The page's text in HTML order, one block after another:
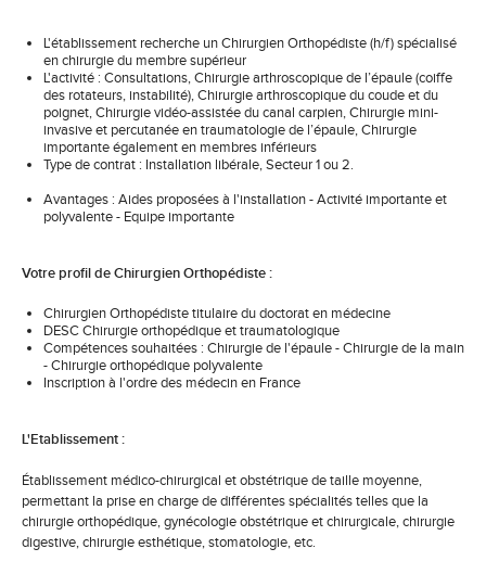
L'établissement recherche un Chirurgien Orthopédiste (h/f) spécialisé
en chirurgie du membre supérieur
L'activité : Consultations, Chirurgie arthroscopique de l’épaule (coiffe
des rotateurs, instabilité), Chirurgie arthroscopique du coude et du
poignet, Chirurgie vidéo-assistée du canal carpien, Chirurgie mini-
invasive et percutanée en traumatologie de l’épaule, Chirurgie
importante également en membres inférieurs
Type de contrat : Installation libérale, Secteur 1 ou 2.
Avantages : Aides proposées à l'installation - Activité importante et
polyvalente - Equipe importante
Votre profil de Chirurgien Orthopédiste :
Chirurgien Orthopédiste titulaire du doctorat en médecine
DESC Chirurgie orthopédique et traumatologique
Compétences souhaitées : Chirurgie de l'épaule - Chirurgie de la main
- Chirurgie orthopédique polyvalente
Inscription à l'ordre des médecin en France
L'Etablissement :
Établissement médico-chirurgical et obstétrique de taille moyenne,
permettant la prise en charge de différentes spécialités telles que la
chirurgie orthopédique, gynécologie obstétrique et chirurgicale, chirurgie
digestive, chirurgie esthétique, stomatologie, etc.